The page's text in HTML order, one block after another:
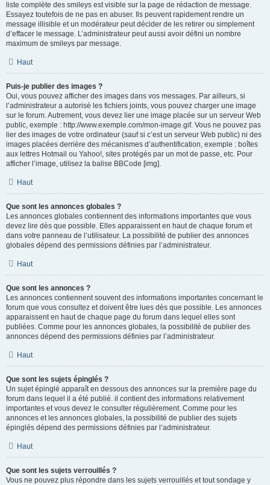
liste complète des smileys est visible sur la page de rédaction de message.
Essayez toutefois de ne pas en abuser. Ils peuvent rapidement rendre un
message illisible et un modérateur peut décider de les retirer ou simplement
d’effacer le message. L’administrateur peut aussi avoir défini un nombre
maximum de smileys par message.
Haut
Puis-je publier des images ?
Oui, vous pouvez afficher des images dans vos messages. Par ailleurs, si
l’administrateur a autorisé les fichiers joints, vous pouvez charger une image
sur le forum. Autrement, vous devez lier une image placée sur un serveur Web
public, exemple : http://www.exemple.com/mon-image.gif. Vous ne pouvez pas
lier des images de votre ordinateur (sauf si c’est un serveur Web public) ni des
images placées derrière des mécanismes d’authentification, exemple : boîtes
aux lettres Hotmail ou Yahoo!, sites protégés par un mot de passe, etc. Pour
afficher l’image, utilisez la balise BBCode [img].
Haut
Que sont les annonces globales ?
Les annonces globales contiennent des informations importantes que vous
devez lire dès que possible. Elles apparaissent en haut de chaque forum et
dans votre panneau de l’utilisateur. La possibilité de publier des annonces
globales dépend des permissions définies par l’administrateur.
Haut
Que sont les annonces ?
Les annonces contiennent souvent des informations importantes concernant le
forum que vous consultez et doivent être lues dès que possible. Les annonces
apparaissent en haut de chaque page du forum dans lequel elles sont
publiées. Comme pour les annonces globales, la possibilité de publier des
annonces dépend des permissions définies par l’administrateur.
Haut
Que sont les sujets épinglés ?
Un sujet épinglé apparaît en dessous des annonces sur la première page du
forum dans lequel il a été publié. il contient des informations relativement
importantes et vous devez le consulter régulièrement. Comme pour les
annonces et les annonces globales, la possibilité de publier des sujets
épinglés dépend des permissions définies par l’administrateur.
Haut
Que sont les sujets verrouillés ?
Vous ne pouvez plus répondre dans les sujets verrouillés et tout sondage y